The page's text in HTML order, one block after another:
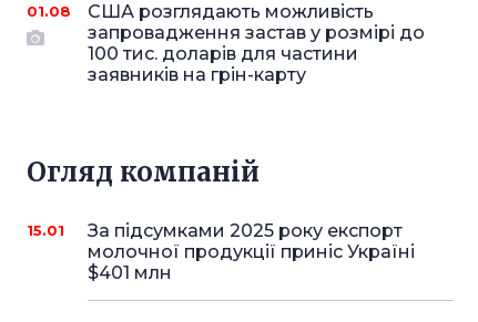
01.08
США розглядають можливість
запровадження застав у розмірі до
100 тис. доларів для частини
заявників на грін-карту
Огляд компаній
15.01
За підсумками 2025 року експорт
молочної продукції приніс Україні
$401 млн